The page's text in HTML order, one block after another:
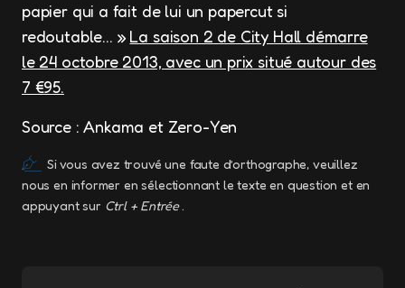
papier qui a fait de lui un papercut si
redoutable… »La saison 2 de City Hall démarre
le 24 octobre 2013, avec un prix situé autour des
7 €95.
Source : Ankama et Zero-Yen
Si vous avez trouvé une faute d’orthographe, veuillez
nous en informer en sélectionnant le texte en question et en
appuyant sur Ctrl + Entrée.